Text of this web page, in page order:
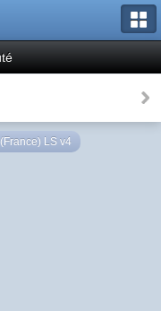
LS v4